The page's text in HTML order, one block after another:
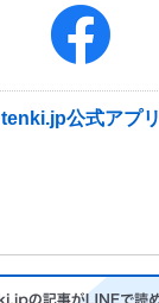
tenki.jp公式アプリ